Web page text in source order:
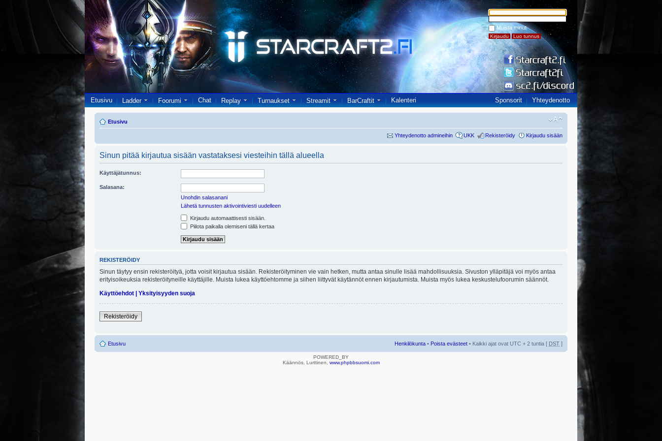
Muista minut
Etusivu Ladder Foorumi Chat Replay Turnaukset Streamit BarCraftit Kalenteri Sponsorit Yhteydenotto
Etusivu
Yhteydenotto admineihin UKK Rekisteröidy Kirjaudu sisään
Sinun pitää kirjautua sisään vastataksesi viesteihin tällä alueella
Käyttäjätunnus:
Salasana:
Unohdin salasanani
Lähetä tunnusten aktivointiviesti uudelleen
Kirjaudu automaattisesti sisään.
Piilota paikalla olemiseni tällä kertaa
REKISTERÖIDY
Sinun täytyy ensin rekisteröityä, jotta voisit kirjautua sisään. Rekisteröityminen vie vain hetken, mutta antaa sinulle lisää mahdollisuuksia. Sivuston ylläpitäjä voi myös antaa
erityisoikeuksia rekisteröityneille käyttäjille. Muista lukea käyttöehtomme ja siihen liittyvät käytännöt ennen kirjautumista. Muista myös lukea keskustelufoorumin säännöt.
Käyttöehdot | Yksityisyyden suoja
Rekisteröidy
Etusivu Henkilökunta • Poista evästeet • Kaikki ajat ovat UTC + 2 tuntia [ DST ]
POWERED_BY
Käännös, Lurttinen, www.phpbbsuomi.com